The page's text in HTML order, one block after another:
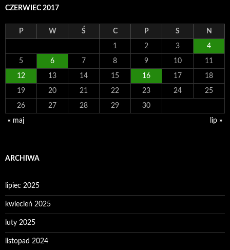
CZERWIEC 2017
P W Ś C P S N
1 2 3 4
5 6 7 8 9 10 11
12 13 14 15 16 17 18
19 20 21 22 23 24 25
26 27 28 29 30
« maj lip »
ARCHIWA
lipiec 2025
kwiecień 2025
luty 2025
listopad 2024